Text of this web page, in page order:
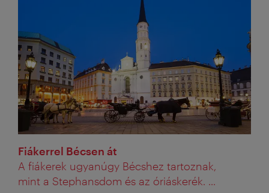
Fiákerrel Bécsen át
A fiákerek ugyanúgy Bécshez tartoznak,
mint a Stephansdom és az óriáskerék. ...